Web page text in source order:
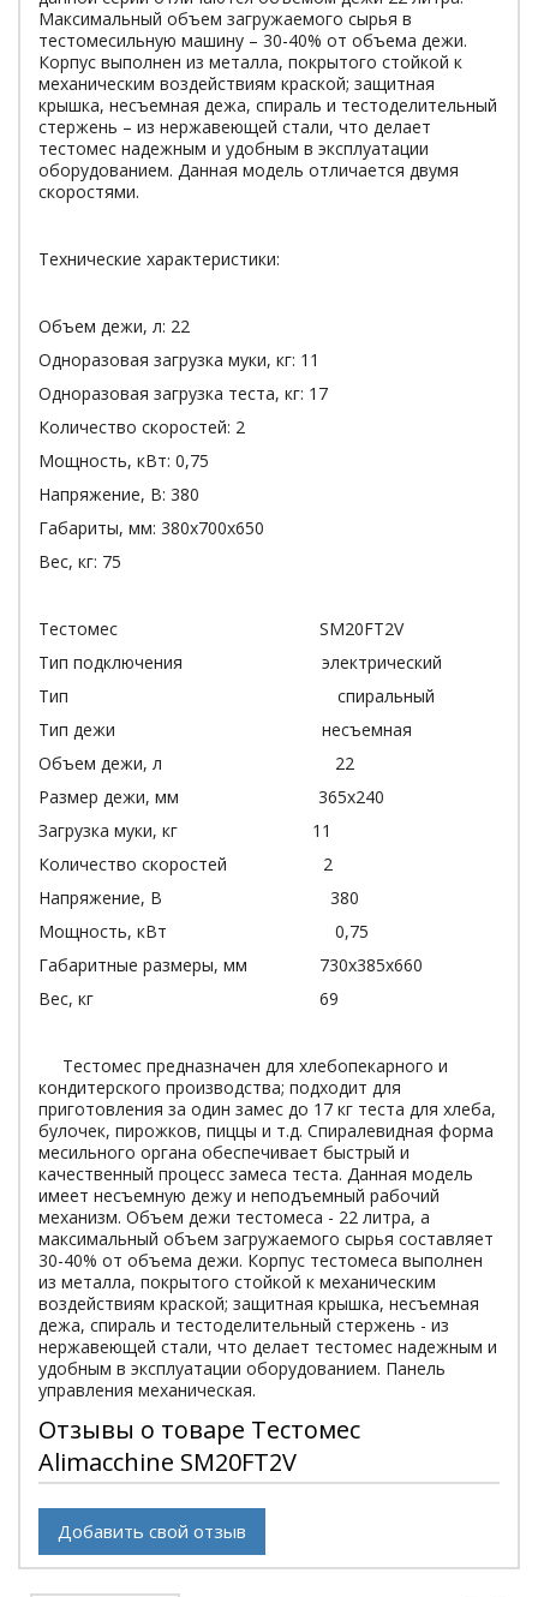
Максимальный объем загружаемого сырья в
тестомесильную машину – 30-40% от объема дежи.
Корпус выполнен из металла, покрытого стойкой к
механическим воздействиям краской; защитная
крышка, несъемная дежа, спираль и тестоделительный
стержень – из нержавеющей стали, что делает
тестомес надежным и удобным в эксплуатации
оборудованием. Данная модель отличается двумя
скоростями.
Технические характеристики:
Объем дежи, л: 22
Одноразовая загрузка муки, кг: 11
Одноразовая загрузка теста, кг: 17
Количество скоростей: 2
Мощность, кВт: 0,75
Напряжение, В: 380
Габариты, мм: 380х700х650
Вес, кг: 75
Тестомес SM20FT2V
Тип подключения электрический
Тип спиральный
Тип дежи несъемная
Объем дежи, л 22
Размер дежи, мм 365х240
Загрузка муки, кг 11
Количество скоростей 2
Напряжение, В 380
Мощность, кВт 0,75
Габаритные размеры, мм 730x385x660
Вес, кг 69
Тестомес предназначен для хлебопекарного и
кондитерского производства; подходит для
приготовления за один замес до 17 кг теста для хлеба,
булочек, пирожков, пиццы и т.д. Спиралевидная форма
месильного органа обеспечивает быстрый и
качественный процесс замеса теста. Данная модель
имеет несъемную дежу и неподъемный рабочий
механизм. Объем дежи тестомеса - 22 литра, а
максимальный объем загружаемого сырья составляет
30-40% от объема дежи. Корпус тестомеса выполнен
из металла, покрытого стойкой к механическим
воздействиям краской; защитная крышка, несъемная
дежа, спираль и тестоделительный стержень - из
нержавеющей стали, что делает тестомес надежным и
удобным в эксплуатации оборудованием. Панель
управления механическая.
Отзывы о товаре Тестомес
Alimacchine SM20FT2V
Добавить свой отзыв